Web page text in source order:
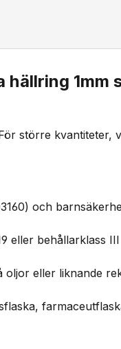
1mm
större
och
behållarklass
eller liknande